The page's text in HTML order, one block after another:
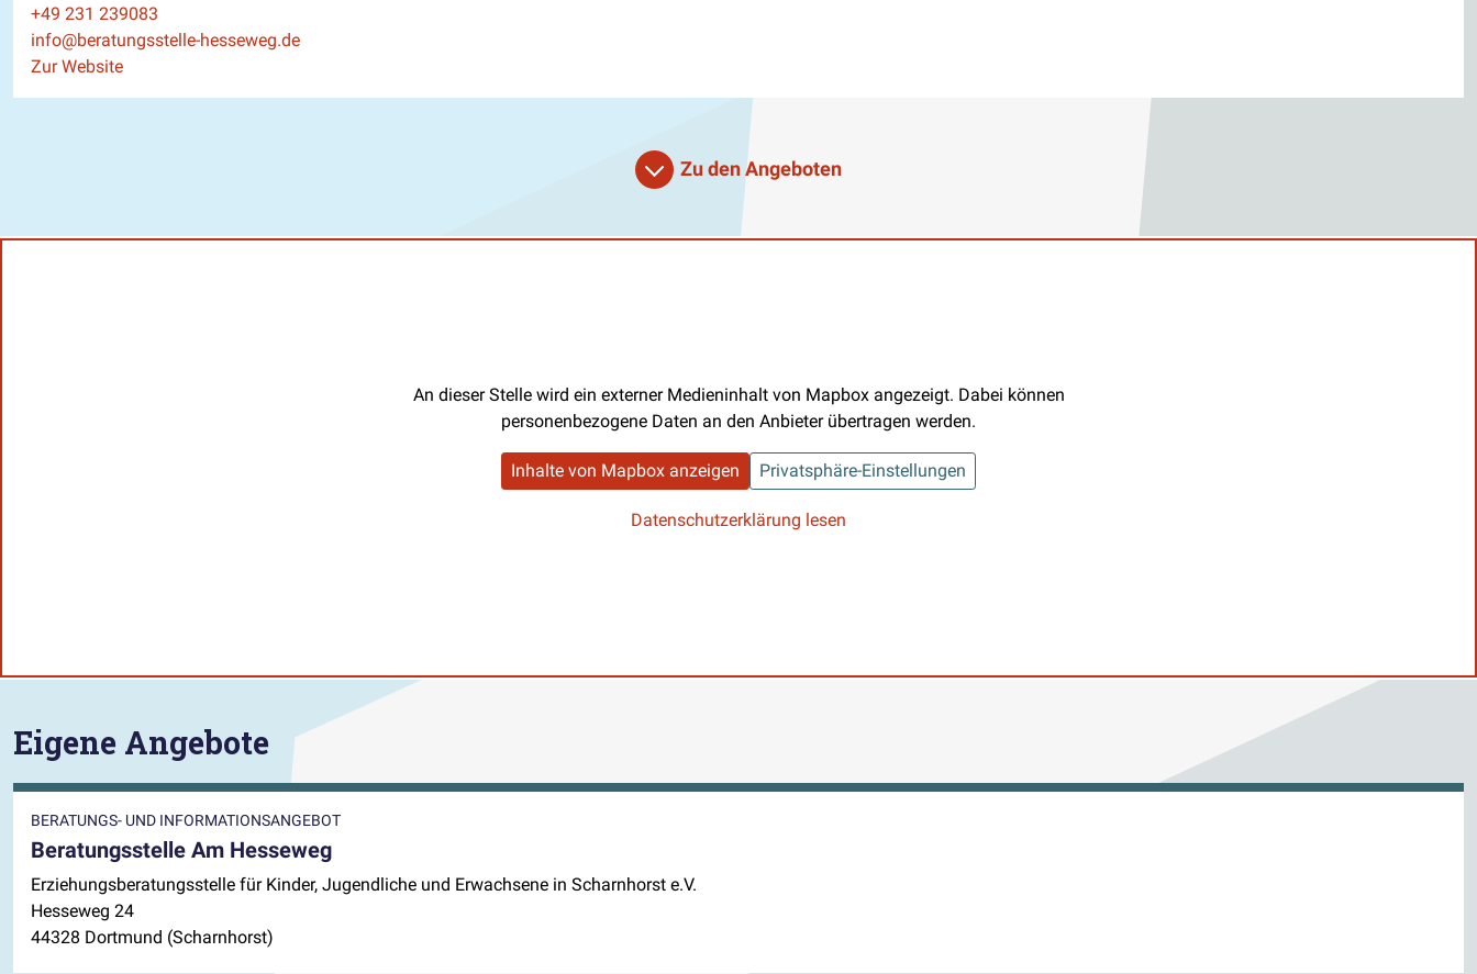
Telefon
+49 231 239083
E-Mail
info@beratungsstelle-hesseweg.de
Website
Zur Website
Zu den Angeboten
An dieser Stelle wird ein externer Medieninhalt von Mapbox angezeigt. Dabei können
personenbezogene Daten an den Anbieter übertragen werden.
Inhalte von Mapbox anzeigen Privatsphäre-Einstellungen
Datenschutzerklärung lesen
Eigene Angebote
BERATUNGS- UND INFORMATIONSANGEBOT
Beratungsstelle Am Hesseweg
Erziehungsberatungsstelle für Kinder, Jugendliche und Erwachsene in Scharnhorst e.V.
Hesseweg 24
44328 Dortmund (Scharnhorst)